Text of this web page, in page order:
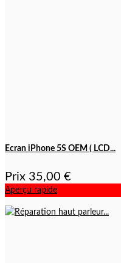
Ecran iPhone 5S OEM ( LCD...
Prix 35,00 €
Aperçu rapide